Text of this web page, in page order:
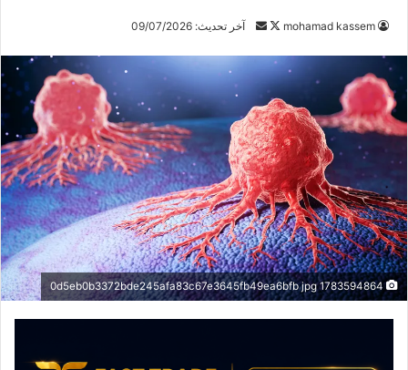
mohamad kassem
ت
ع
ع
ل
ى
X
ب
ر
ي
د
ا
إ
ل
ك
ت
آخر تحديث: 09/07/2026
1783594864 0d5eb0b3372bde245afa83c67e3645fb49ea6bfb jpg